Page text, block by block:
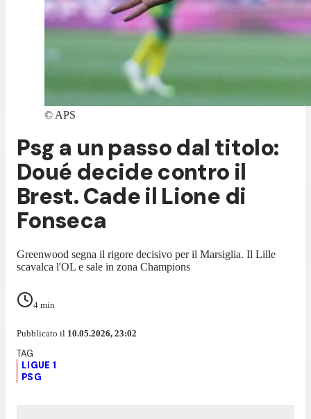
© APS
Psg a un passo dal titolo:
Doué decide contro il
Brest. Cade il Lione di
Fonseca
Greenwood segna il rigore decisivo per il Marsiglia. Il Lille
scavalca l'OL e sale in zona Champions
4 min
Pubblicato il 10.05.2026, 23:02
LIGUE 1
PSG